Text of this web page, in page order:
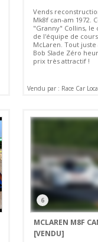
Vends
Mk8f can-am 1972.
"Granny" Collins,
de l'équipe de
McLaren. Tout
Bob Slade Zéro
prix très attractif !
Vendu par : Race Car
6
MCLAREN M8F
[VENDU]